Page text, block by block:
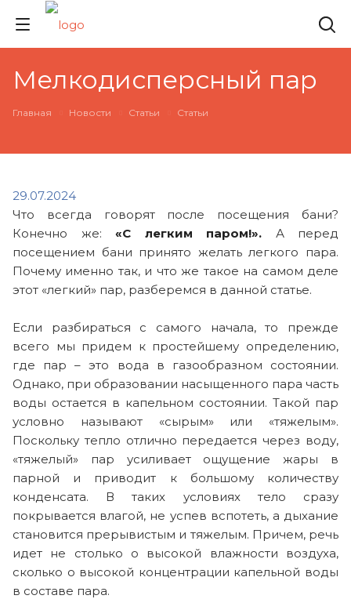
Мелкодисперсный пар
Главная Новости Статьи Статьи
29.07.2024
Что всегда говорят после посещения бани?
Конечно же: «С легким паром!». А перед
посещением бани принято желать легкого пара.
Почему именно так, и что же такое на самом деле
этот «легкий» пар, разберемся в данной статье.
Если разбираться с самого начала, то прежде
всего мы придем к простейшему определению,
где пар – это вода в газообразном состоянии.
Однако, при образовании насыщенного пара часть
воды остается в капельном состоянии. Такой пар
условно называют «сырым» или «тяжелым».
Поскольку тепло отлично передается через воду,
«тяжелый» пар усиливает ощущение жары в
парной и приводит к большому количеству
конденсата. В таких условиях тело сразу
покрывается влагой, не успев вспотеть, а дыхание
становится прерывистым и тяжелым. Причем, речь
идет не столько о высокой влажности воздуха,
сколько о высокой концентрации капельной воды
в составе пара.